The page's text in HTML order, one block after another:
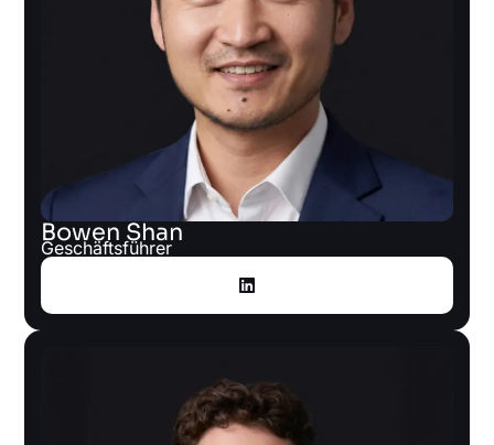
Bowen Shan
Geschäftsführer